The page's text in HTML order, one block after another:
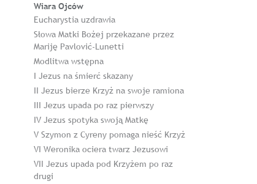
Wiara Ojców
Eucharystia uzdrawia
Słowa Matki Bożej przekazane przez
Mariję Pavlović-Lunetti
Modlitwa wstępna
I Jezus na śmierć skazany
II Jezus bierze Krzyż na swoje ramiona
III Jezus upada po raz pierwszy
IV Jezus spotyka swoją Matkę
V Szymon z Cyreny pomaga nieść Krzyż
VI Weronika ociera twarz Jezusowi
VII Jezus upada pod Krzyżem po raz
drugi